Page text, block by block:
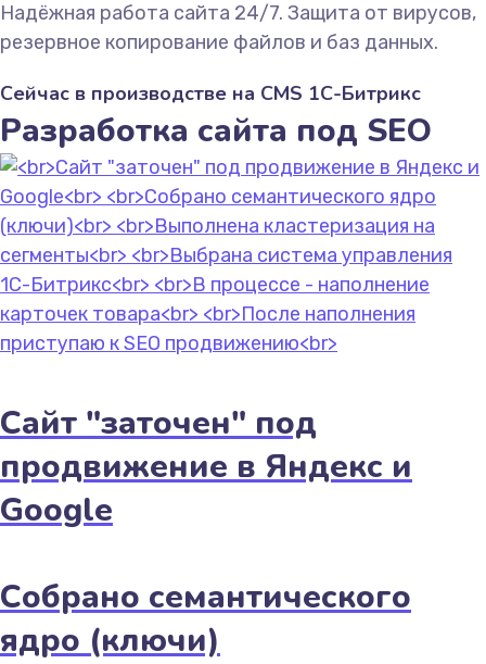
Надёжная работа сайта 24/7. Защита от вирусов,
резервное копирование файлов и баз данных.
Сейчас в производстве на CMS 1С-Битрикс
Разработка сайта под SEO
Сайт "заточен" под
продвижение в Яндекс и
Google
Собрано семантического
ядро (ключи)